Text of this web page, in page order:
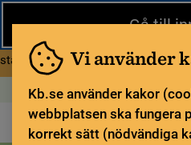
Gå till
Under sommaren har KB
öppettider. Vissa veckor är en del
stängda.Läs mer om Begränsad
Vi använder
Kb.se använder kakor
webbplatsen ska fungera
korrekt sätt (nödvändiga
Öppet idag: 9–17In English
Biblioteket För